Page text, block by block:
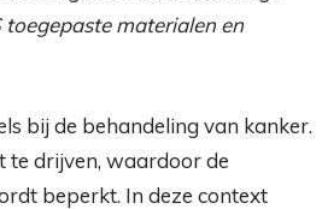
toegepaste materialen en
bij de behandeling van kanker.
te drijven, waardoor de
beperkt. In deze context